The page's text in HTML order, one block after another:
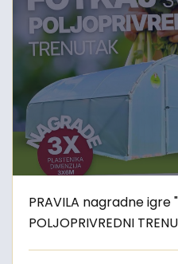
PRAVILA nagradne igre
POLJOPRIVREDNI